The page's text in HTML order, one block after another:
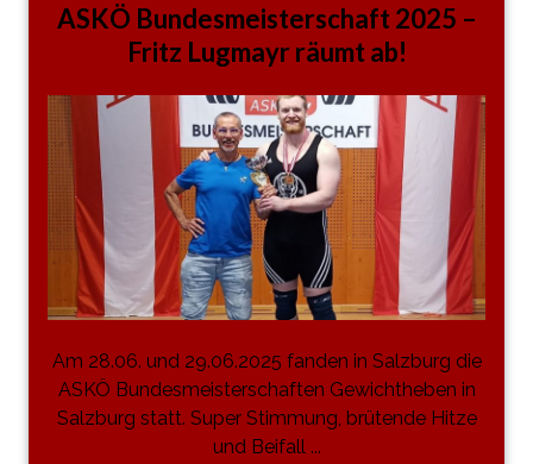
ASKÖ Bundesmeisterschaft 2025 –
Fritz Lugmayr räumt ab!
Am 28.06. und 29.06.2025 fanden in Salzburg die
ASKÖ Bundesmeisterschaften Gewichtheben in
Salzburg statt. Super Stimmung, brütende Hitze
und Beifall ...